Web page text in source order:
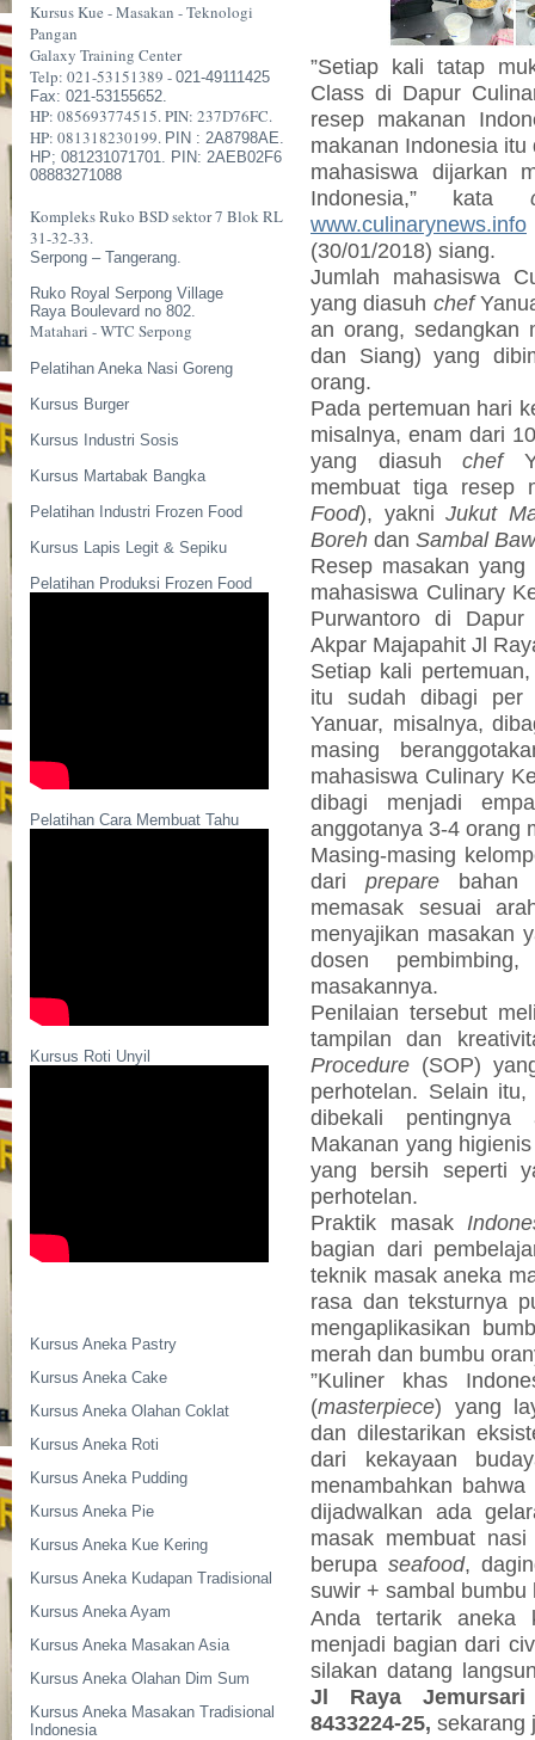
Kursus Kue - Masakan - Teknologi
Pangan
Galaxy Training Center
Telp: 021-53151389 - 021-49111425
Fax: 021-53155652.
HP: 085693774515. PIN: 237D76FC.
HP: 081318230199. PIN : 2A8798AE.
HP; 081231071701. PIN: 2AEB02F6
08883271088
Kompleks Ruko BSD sektor 7 Blok RL
31-32-33.
Serpong – Tangerang.
Ruko Royal Serpong Village
Raya Boulevard no 802.
Matahari - WTC Serpong
Pelatihan Aneka Nasi Goreng
Kursus Burger
Kursus Industri Sosis
Kursus Martabak Bangka
Pelatihan Industri Frozen Food
Kursus Lapis Legit & Sepiku
Pelatihan Produksi Frozen Food
Pelatihan Cara Membuat Tahu
Kursus Roti Unyil
Kursus Aneka Pastry
Kursus Aneka Cake
Kursus Aneka Olahan Coklat
Kursus Aneka Roti
Kursus Aneka Pudding
Kursus Aneka Pie
Kursus Aneka Kue Kering
Kursus Aneka Kudapan Tradisional
Kursus Aneka Ayam
Kursus Aneka Masakan Asia
Kursus Aneka Olahan Dim Sum
Kursus Aneka Masakan Tradisional
Indonesia
”Setiap kali tatap
Class di Dapur
resep makanan
makanan Indonesia
mahasiswa dijarkan
Indonesia,” kata
www.culinarynews.info
(30/01/2018) siang.
Jumlah mahasiswa
yang diasuh chef
an orang, sedangkan
dan Siang) yang
orang.
Pada pertemuan hari
misalnya, enam dari
yang diasuhchef
membuat tiga resep
Food), yakni Jukut
Boreh dan Sambal
Resep masakan
mahasiswa Culinary
Purwantoro di
Akpar Majapahit Jl
Setiap kali
itu sudah dibagi
Yanuar, misalnya,
masing
mahasiswa Culinary
dibagi menjadi
anggotanya 3-4 orang
Masing-masing
dariprepare
memasak sesuai
menyajikan masakan
dosen
masakannya.
Penilaian tersebut
tampilan dan
Procedure (SOP)
perhotelan. Selain
dibekali
Makanan yang
yang bersih seperti
perhotelan.
Praktik masak
bagian dari
teknik masak aneka
rasa dan teksturnya
mengaplikasikan
merah dan bumbu
”Kuliner khas
(masterpiece) yang
dan dilestarikan
dari kekayaan
menambahkan
dijadwalkan ada
masak membuat
berupa seafood,
suwir + sambal bumbu
Anda tertarik aneka
menjadi bagian dari
silakan datang
Jl Raya
8433224-25, sekarang